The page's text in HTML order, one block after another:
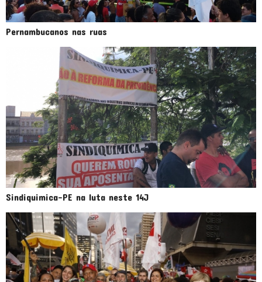
Pernambucanos nas ruas
Sindiquimica-PE na luta neste 14J